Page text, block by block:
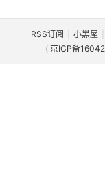
RSS订阅 小黑屋
( 京ICP备